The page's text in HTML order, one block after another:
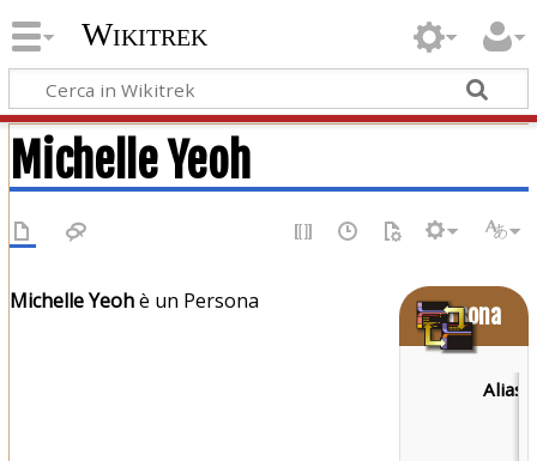
Wikitrek
Michelle Yeoh
Persona
Alias:
Michelle Yeohè un Persona